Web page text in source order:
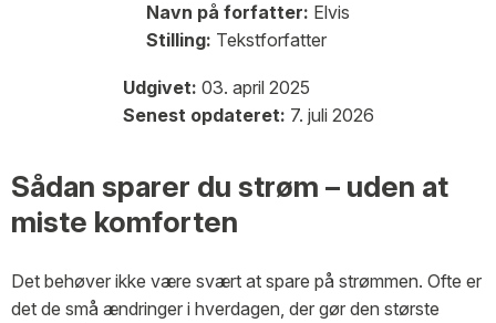
Navn på forfatter: Elvis
Stilling: Tekstforfatter
Udgivet: 03. april 2025
Senest opdateret: 7. juli 2026
Sådan sparer du strøm – uden at
miste komforten
Det behøver ikke være svært at spare på strømmen. Ofte er
det de små ændringer i hverdagen, der gør den største